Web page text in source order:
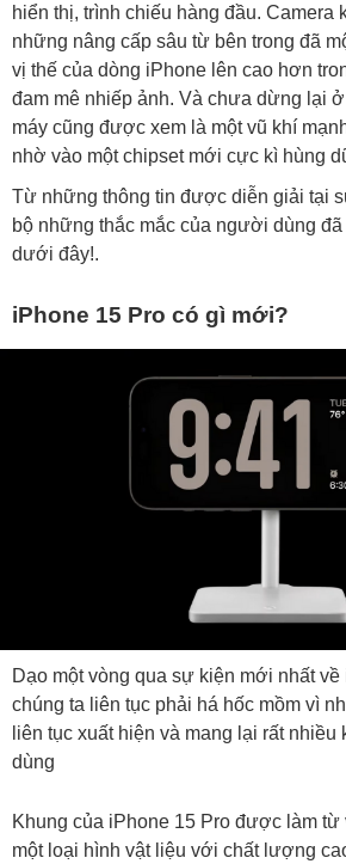
hiển thị, trình chiếu hàng đầu. Camera
những nâng cấp sâu từ bên trong đã
vị thế của dòng iPhone lên cao hơn
đam mê nhiếp ảnh. Và chưa dừng lại
máy cũng được xem là một vũ khí
nhờ vào một chipset mới cực kì hùng
Từ những thông tin được diễn giải tại
bộ những thắc mắc của người dùng
dưới đây!.
iPhone 15 Pro có gì mới?
Dạo một vòng qua sự kiện mới nhất về
chúng ta liên tục phải há hốc mồm vì
liên tục xuất hiện và mang lại rất
dùng
Khung của iPhone 15 Pro được làm từ
một loại hình vật liệu với chất lượng